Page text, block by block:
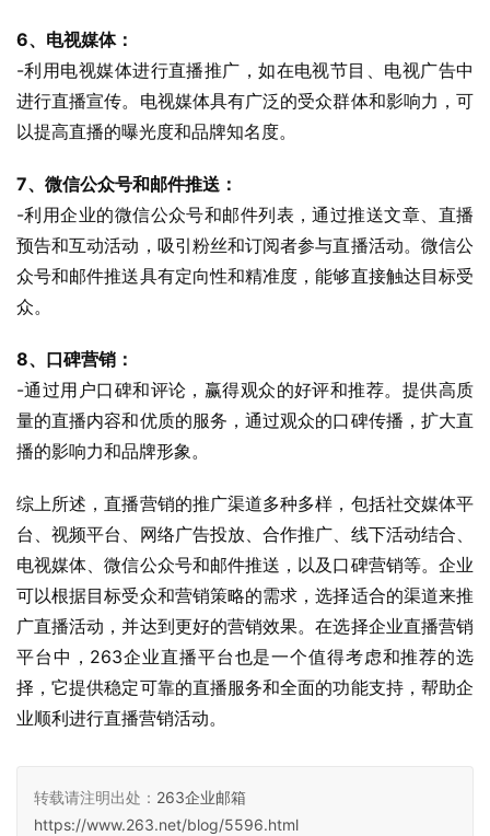
6、电视媒体：
-利用电视媒体进行直播推广，如在电视节目、电视广告中
进行直播宣传。电视媒体具有广泛的受众群体和影响力，可
以提高直播的曝光度和品牌知名度。
7、微信公众号和邮件推送：
-利用企业的微信公众号和邮件列表，通过推送文章、直播
预告和互动活动，吸引粉丝和订阅者参与直播活动。微信公
众号和邮件推送具有定向性和精准度，能够直接触达目标受
众。
8、口碑营销：
-通过用户口碑和评论，赢得观众的好评和推荐。提供高质
量的直播内容和优质的服务，通过观众的口碑传播，扩大直
播的影响力和品牌形象。
综上所述，直播营销的推广渠道多种多样，包括社交媒体平
台、视频平台、网络广告投放、合作推广、线下活动结合、
电视媒体、微信公众号和邮件推送，以及口碑营销等。企业
可以根据目标受众和营销策略的需求，选择适合的渠道来推
广直播活动，并达到更好的营销效果。在选择企业直播营销
平台中，263企业直播平台也是一个值得考虑和推荐的选
择，它提供稳定可靠的直播服务和全面的功能支持，帮助企
业顺利进行直播营销活动。
转载请注明出处： 263企业邮箱
https://www.263.net/blog/5596.html